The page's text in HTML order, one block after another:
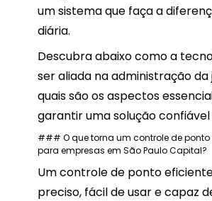
um sistema que faça a
diária.
Descubra abaixo como a
ser aliada na administração da
quais são os aspectos
garantir uma solução
### O que torna um controle de ponto
para empresas em São Paulo Capital?
Um controle de ponto
preciso, fácil de usar e capaz